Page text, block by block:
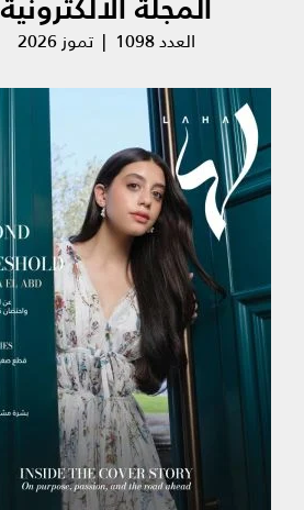
العدد 1098 | تموز 2026